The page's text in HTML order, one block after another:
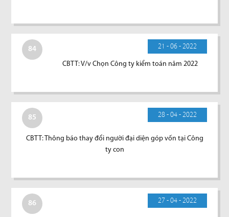
84 21 - 06 - 2022
CBTT: V/v Chọn Công ty kiểm toán năm 2022
85 28 - 04 - 2022
CBTT: Thông báo thay đổi người đại diện góp vốn tại Công
ty con
86 27 - 04 - 2022